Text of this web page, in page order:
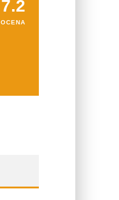
7.2
OCENA